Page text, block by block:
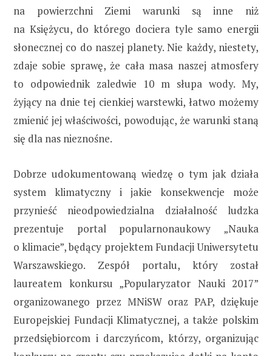
na powierzchni Ziemi warunki są inne niż
na Księżycu, do którego dociera tyle samo energii
słonecznej co do naszej planety. Nie każdy, niestety,
zdaje sobie sprawę, że cała masa naszej atmosfery
to odpowiednik zaledwie 10 m słupa wody. My,
żyjący na dnie tej cienkiej warstewki, łatwo możemy
zmienić jej właściwości, powodując, że warunki staną
się dla nas nieznośne.
Dobrze udokumentowaną wiedzę o tym jak działa
system klimatyczny i jakie konsekwencje może
przynieść nieodpowiedzialna działalność ludzka
prezentuje portal popularnonaukowy „Nauka
o klimacie”, będący projektem Fundacji Uniwersytetu
Warszawskiego. Zespół portalu, który został
laureatem konkursu „Popularyzator Nauki 2017”
organizowanego przez MNiSW oraz PAP, dziękuje
Europejskiej Fundacji Klimatycznej, a także polskim
przedsiębiorcom i darczyńcom, którzy, organizując